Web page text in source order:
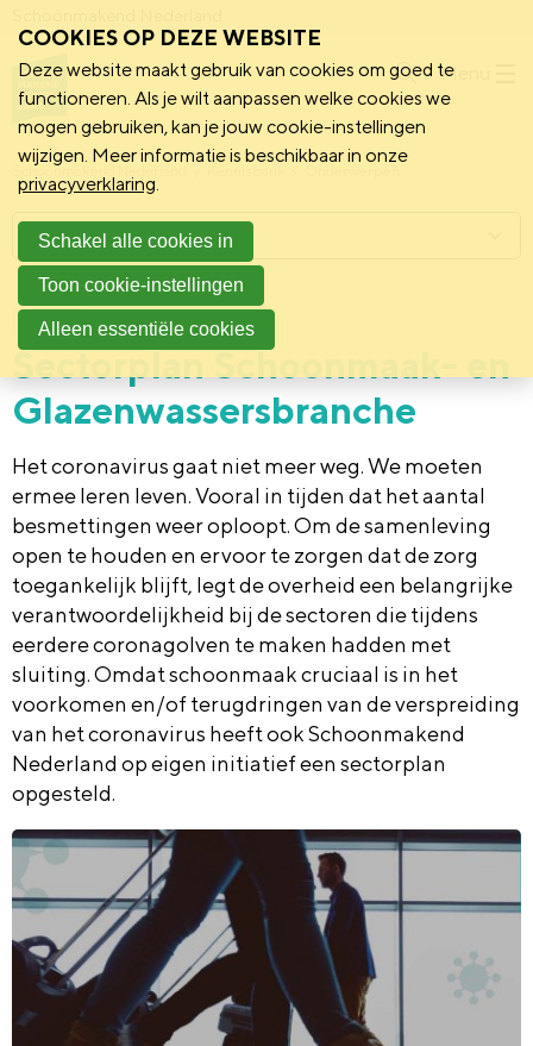
Menu
Schoonmakend Nederland
Publicatie 18 oktober 2022
Sectorplan Schoonmaak- en
Glazenwassersbranche
Het coronavirus gaat niet meer weg. We moeten
ermee leren leven. Vooral in tijden dat het aantal
besmettingen weer oploopt. Om de samenleving
open te houden en ervoor te zorgen dat de zorg
toegankelijk blijft, legt de overheid een belangrijke
verantwoordelijkheid bij de sectoren die tijdens
eerdere coronagolven te maken hadden met
sluiting. Omdat schoonmaak cruciaal is in het
voorkomen en/of terugdringen van de verspreiding
van het coronavirus heeft ook Schoonmakend
Nederland op eigen initiatief een sectorplan
opgesteld.
Menu
COOKIES OP DEZE WEBSITE
Deze website maakt gebruik van cookies om goed te
functioneren. Als je wilt aanpassen welke cookies we
mogen gebruiken, kan je jouw cookie-instellingen
wijzigen. Meer informatie is beschikbaar in onze
privacyverklaring.
Schakel alle cookies in
Toon cookie-instellingen
Alleen essentiële cookies